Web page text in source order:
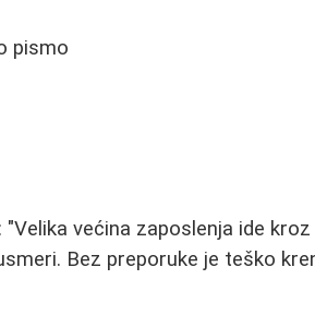
pismo
većina zaposlenja ide
Bez preporuke je teško